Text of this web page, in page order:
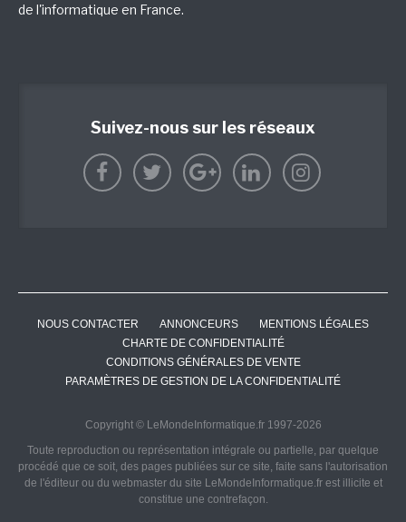
de l'informatique en France.
Suivez-nous sur les réseaux
NOUS CONTACTER ANNONCEURS
MENTIONS LÉGALES
CHARTE DE CONFIDENTIALITÉ
CONDITIONS GÉNÉRALES DE VENTE
PARAMÈTRES DE GESTION DE LA CONFIDENTIALITÉ
Copyright © LeMondeInformatique.fr 1997-2026
Toute reproduction ou représentation intégrale ou partielle, par quelque
procédé que ce soit, des pages publiées sur ce site, faite sans l'autorisation
de l'éditeur ou du webmaster du site LeMondeInformatique.fr est illicite et
constitue une contrefaçon.